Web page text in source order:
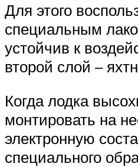
Для этого
специальным
устойчив к
второй слой –
Когда лодка
монтировать на
электронную
специального